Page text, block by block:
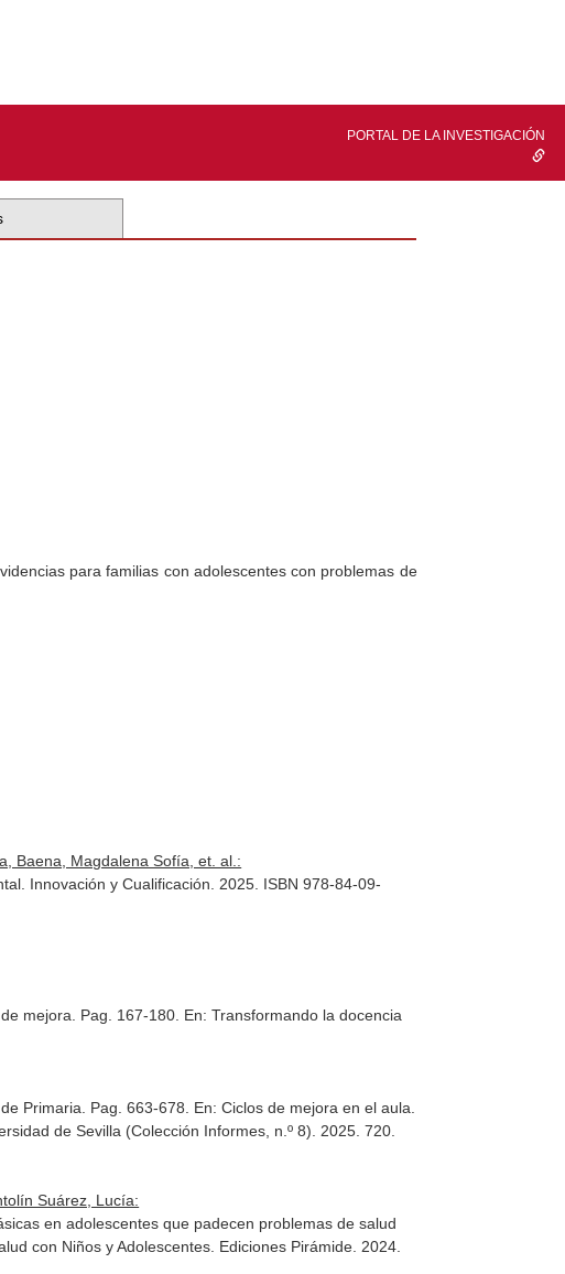
PORTAL DE LA INVESTIGACIÓN
para familias con adolescentes con problemas de
Baena, Magdalena Sofía, et. al.:
Innovación y Cualificación. 2025. ISBN 978-84-09-
mejora. Pag. 167-180. En: Transformando la docencia
Primaria. Pag. 663-678. En: Ciclos de mejora en el aula.
de Sevilla (Colección Informes, n.º 8). 2025. 720.
Suárez, Lucía:
en adolescentes que padecen problemas de salud
con Niños y Adolescentes . Ediciones Pirámide. 2024.